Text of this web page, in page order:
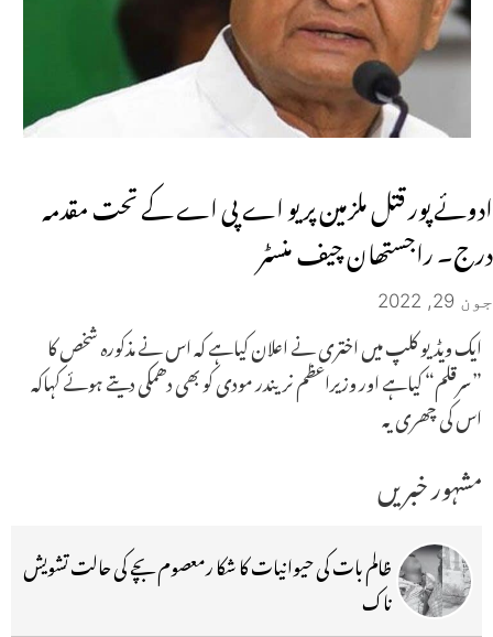
ادوئے پور قتل ملزمین پر یو اے پی اے کے تحت مقدمہ
درج۔ راجستھان چیف منسٹر
جون 29, 2022
ایک ویڈیو کلپ میں اختری نے اعلان کیاہے کہ اس نے مذکورہ شخص کا
”سرقلم“ کیاہے اور وزیراعظم نریندر مودی کو بھی دھمکی دیتے ہوئے کہاکہ
اس کی چھری یہ
مشہور خبریں
ظالم بات کی حیوانیات کا شکا رمعصوم بچے کی حالت تشویش
ناک